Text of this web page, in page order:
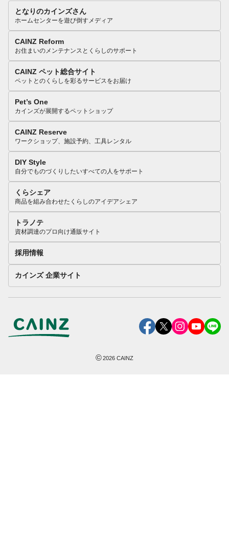
となりのカインズさん
ホームセンターを遊び倒すメディア
CAINZ Reform
お住まいのメンテナンスとくらしのサポート
CAINZ ペット総合サイト
ペットとのくらしを彩るサービスをお届け
Pet’s One
カインズが展開するペットショップ
CAINZ Reserve
ワークショップ、施設予約、工具レンタル
DIY Style
自分でものづくりしたいすべての人をサポート
くらシェア
商品を組み合わせたくらしのアイデアシェア
トラノテ
資材調達のプロ向け通販サイト
採用情報
カインズ 企業サイト
©2026 CAINZ